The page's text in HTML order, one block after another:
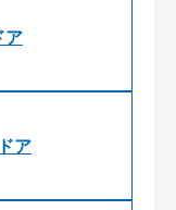
ア
ア